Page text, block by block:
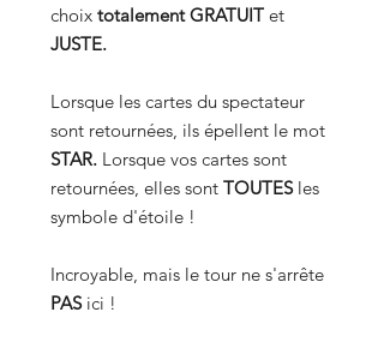
choix totalement GRATUIT et
JUSTE.
Lorsque les cartes du spectateur
sont retournées, ils épellent le mot
STAR. Lorsque vos cartes sont
retournées, elles sont TOUTESles
symbole d'étoile !
Incroyable, mais le tour ne s'arrête
PASici !